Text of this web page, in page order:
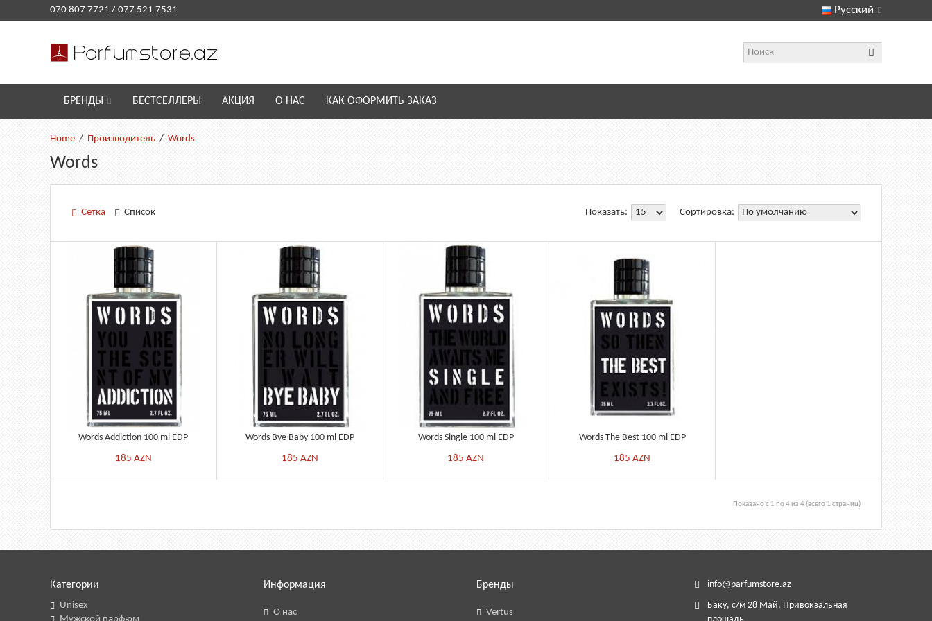
070 807 7721 / 077 521 7531 Русский
БРЕНДЫ БЕСТСЕЛЛЕРЫ АКЦИЯ О НАС КАК ОФОРМИТЬ ЗАКАЗ
Производитель Words
Words
Сетка Список Показать: Сортировка:
Words Addiction 100 ml EDP
185 AZN
Words Bye Baby 100 ml EDP
185 AZN
Words Single 100 ml EDP
185 AZN
Words The Best 100 ml EDP
185 AZN
Показано с 1 по 4 из 4 (всего 1 страниц)
Категории
Unisex
Информация
О нас
Бренды
Vertus
info@parfumstore.az
Баку, с/м 28 Май, Привокзальная